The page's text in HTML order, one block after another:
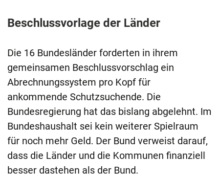
Beschlussvorlage der Länder
Die 16 Bundesländer forderten in ihrem
gemeinsamen Beschlussvorschlag ein
Abrechnungssystem pro Kopf für
ankommende Schutzsuchende. Die
Bundesregierung hat das bislang abgelehnt. Im
Bundeshaushalt sei kein weiterer Spielraum
für noch mehr Geld. Der Bund verweist darauf,
dass die Länder und die Kommunen finanziell
besser dastehen als der Bund.